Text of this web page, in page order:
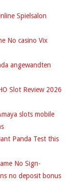
Spielsalon
No casino Vix
angewandten
Slot Review 2026
slots mobile
Panda Test this
No Sign-
no deposit bonus